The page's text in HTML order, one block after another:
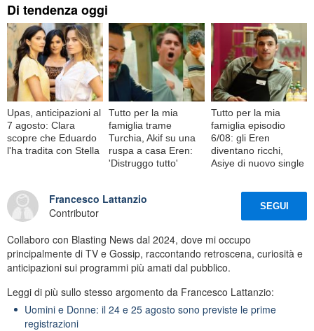
Di tendenza oggi
Upas, anticipazioni al
7 agosto: Clara
scopre che Eduardo
l'ha tradita con Stella
Tutto per la mia
famiglia trame
Turchia, Akif su una
ruspa a casa Eren:
'Distruggo tutto'
Tutto per la mia
famiglia episodio
6/08: gli Eren
diventano ricchi,
Asiye di nuovo single
Francesco Lattanzio
Contributor
SEGUI
Collaboro con Blasting News dal 2024, dove mi occupo
principalmente di TV e Gossip, raccontando retroscena, curiosità e
anticipazioni sui programmi più amati dal pubblico.
Leggi di più sullo stesso argomento da Francesco Lattanzio:
Uomini e Donne: il 24 e 25 agosto sono previste le prime
registrazioni